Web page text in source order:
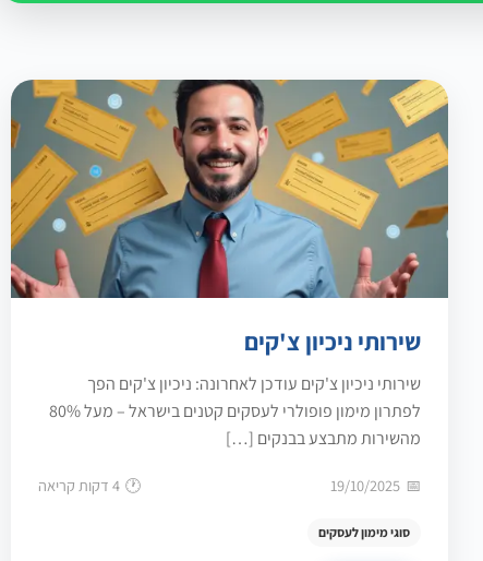
שירותי ניכיון צ'קים
שירותי ניכיון צ'קים עודכן לאחרונה: ניכיון צ'קים הפך
לפתרון מימון פופולרי לעסקים קטנים בישראל – מעל 80%
מהשירות מתבצע בבנקים […]
19/10/2025 4 דקות קריאה
סוגי מימון לעסקים